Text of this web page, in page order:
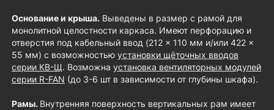
Основание и крыша. Выведены в размер с рамой для
монолитной целостности каркаса. Имеют перфорацию и
отверстия под кабельный ввод (212 × 110 мм и/или 422 ×
55 мм) с возможностью установки щёточных вводов
серии КВ-Щ. Возможна установка вентиляторных модулей
серии R-FAN (до 3-6 шт в зависимости от глубины шкафа).
Рамы. Внутренняя поверхность вертикальных рам имеет